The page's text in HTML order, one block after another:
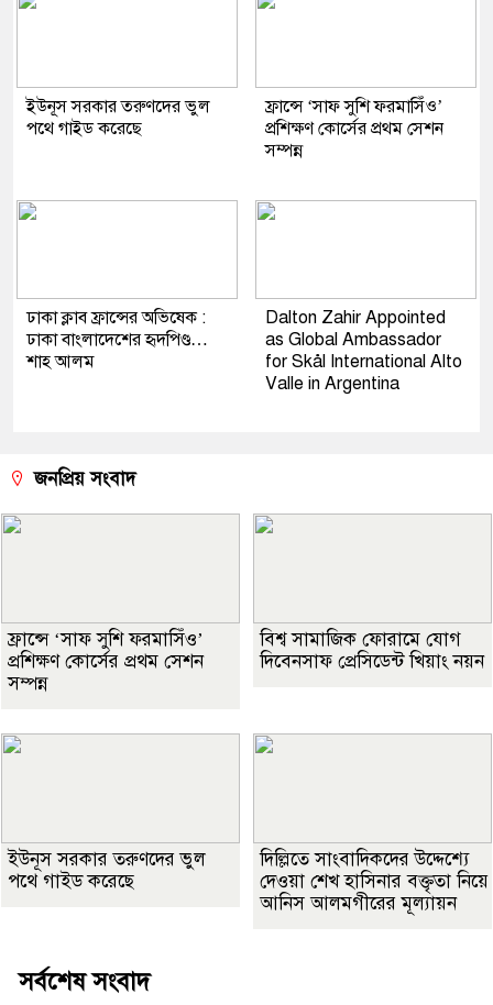
ইউনূস সরকার তরুণদের ভুল
পথে গাইড করেছে
ফ্রান্সে ‘সাফ সুশি ফরমাসিঁও’
প্রশিক্ষণ কোর্সের প্রথম সেশন
সম্পন্ন
ঢাকা ক্লাব ফ্রান্সের অভিষেক :
ঢাকা বাংলাদেশের হৃদপিণ্ড…
শাহ আলম
Dalton Zahir Appointed
as Global Ambassador
for Skål International Alto
Valle in Argentina
জনপ্রিয় সংবাদ
ফ্রান্সে ‘সাফ সুশি ফরমাসিঁও’
প্রশিক্ষণ কোর্সের প্রথম সেশন
সম্পন্ন
বিশ্ব সামাজিক ফোরামে যোগ
দিবেনসাফ প্রেসিডেন্ট খিয়াং নয়ন
ইউনূস সরকার তরুণদের ভুল
পথে গাইড করেছে
দিল্লিতে সাংবাদিকদের উদ্দেশ্যে
দেওয়া শেখ হাসিনার বক্তৃতা নিয়ে
আনিস আলমগীরের মূল্যায়ন
সর্বশেষ সংবাদ